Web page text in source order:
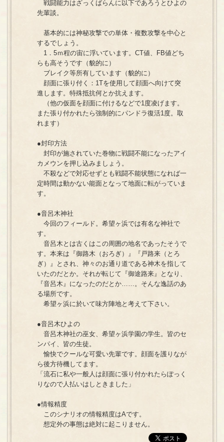
戦闘能力はざっくばらんに以下であろうとひよの
先輩談。
基本的には神秘攻撃での単体・複数攻撃を中心と
するでしょう。
1．5ｍ程の宙に浮いています。CT値、FB値どち
らも高そうです（貌的に）
ブレイク等所有しています（貌的に）
顔面に張り付く：1Tを使用して顔面へ向けて突
進します。特殊抵抗何とか抗えます。
（他の仮面を顔面に付けるなどで1度凌げます。
また張り付かれたら強制的にパンドラ復活1度。取
れます）
●封印方法
封印が施されていた巻物に戦闘不能になったアイ
カメウンを押し込みましょう。
不殺などで対応せずとも戦闘不能状態になれば一
定時間は動かない能面となって地面に転がっていま
す。
●音呂木神社
今回のフィールド。希望ヶ浜では有名な神社で
す。
音呂木とは古くはこの周囲の地名であったそうで
す。本来は『御路木（おろぎ）』『戸路来（とろ
ぎ）』とされ、神々のお通り道である神木を指して
いたのだとか。それが転じて『御途路来』となり、
『音呂木』になったのだとか……。そんな逸話のあ
る場所です。
希望ヶ浜に於いて味方陣地と考えて下さい。
●音呂木ひよの
音呂木神社の巫女、希望ヶ浜学園の学生。皆のセ
ンパイ、皆の生徒。
愉快でクールな可愛い先輩です。顔面を護りなが
ら後方待機してます。
「流石に私や一般人は顔面に張り付かれたらぽっく
りなので人払いはしときました」
●情報精度
このシナリオの情報精度はAです。
想定外の事態は絶対に起こりません。